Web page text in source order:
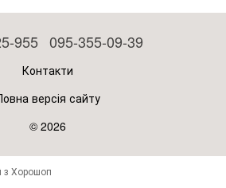
955 095-355-09-39
Контакти
версія сайту
© 2026
з Хорошоп